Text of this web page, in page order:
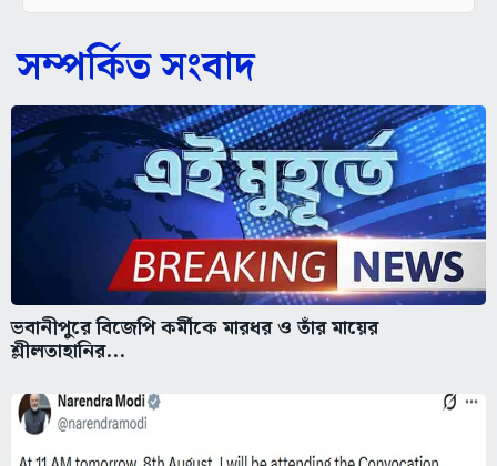
সম্পর্কিত সংবাদ
ভবানীপুরে বিজেপি কর্মীকে মারধর ও তাঁর মায়ের
শ্লীলতাহানির...